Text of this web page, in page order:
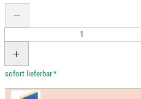
*